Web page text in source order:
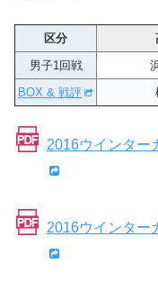
区分
男子1回戦
BOX & 戦評
2016ウインタ
2016ウインタ